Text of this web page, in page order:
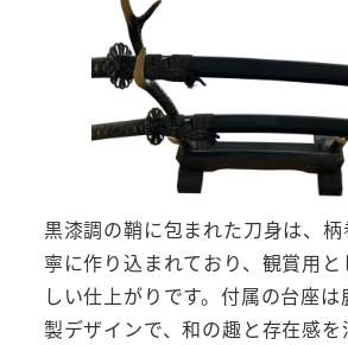
黒漆調の鞘に包まれた刀身は、
寧に作り込まれており、観賞用
しい仕上がりです。付属の台座
製デザインで、和の趣と存在感